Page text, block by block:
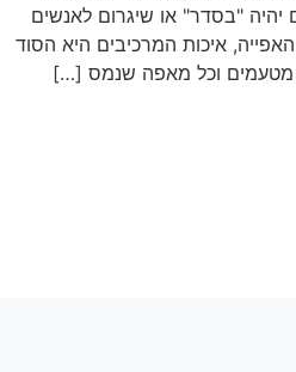
"בסדר" או שיגרום לאנשים
איכות המרכיבים היא הסוד
מטעמים וכל מאפה שנמס […]